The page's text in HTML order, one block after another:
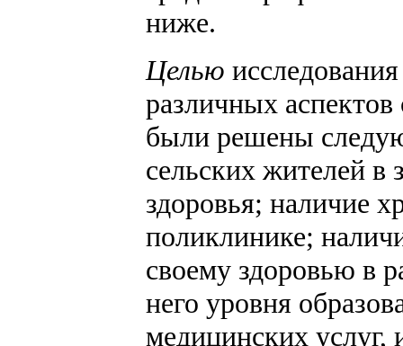
ниже.
Целью
различных
были решены
сельских жителей в
здоровья; наличие
поликлинике;
своему здоровью в
него уровня
медицинских услуг,